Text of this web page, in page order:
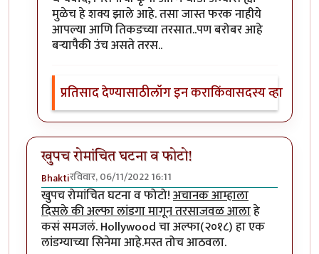
मुळेच हे शक्य झाले आहे. तसा जास्त फरक नाहीये
आपल्या आणि तिकडच्या तरसात..पण बरोबर आहे
बऱ्यापैकी उंच असते तरस..
प्रतिसाद देण्यासाठीलॉग इन कराकिंवासदस्य व्हा
खुपच रोमांचित घटना व फोटो!
Bhaktiरविवार, 06/11/2022 16:11
खुपच रोमांचित घटना व फोटो!अचानक आम्हाला
दिसले की अल्फा लांडगा मागून तरसाजवळ आलाहे
कसं समजलं. Hollywood चा अल्फा(२०१८) हा एक
लांडग्याच्या सिनेमा आहे.मस्त तोच आठवला.